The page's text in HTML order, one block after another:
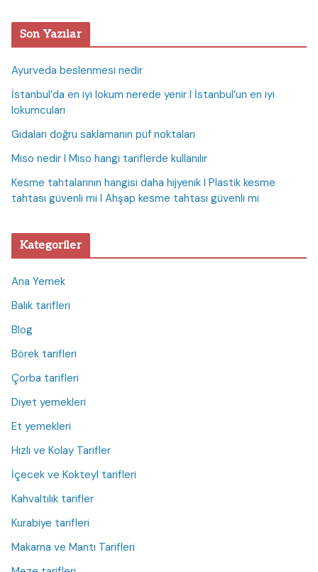
Son Yazılar
Ayurveda beslenmesi nedir
İstanbul’da en iyi lokum nerede yenir I İstanbul’un en iyi
lokumcuları
Gıdaları doğru saklamanın püf noktaları
Miso nedir I Miso hangi tariflerde kullanılır
Kesme tahtalarının hangisi daha hijyenik I Plastik kesme
tahtası güvenli mi I Ahşap kesme tahtası güvenli mi
Kategoriler
Ana Yemek
Balık tarifleri
Blog
Börek tarifleri
Çorba tarifleri
Diyet yemekleri
Et yemekleri
Hızlı ve Kolay Tarifler
İçecek ve Kokteyl tarifleri
Kahvaltılık tarifler
Kurabiye tarifleri
Makarna ve Mantı Tarifleri